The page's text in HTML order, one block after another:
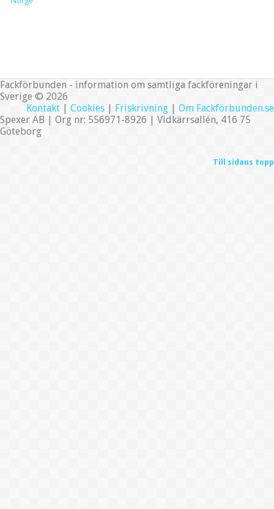
Fackförbunden - information om samtliga fackföreningar i
Sverige © 2026
Kontakt | Cookies | Friskrivning | Om Fackförbunden.se
Spexer AB | Org nr: 556971-8926 | Vidkärrsallén, 416 75
Göteborg
Till sidans topp